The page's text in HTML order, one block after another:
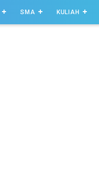
SMA KULIAH